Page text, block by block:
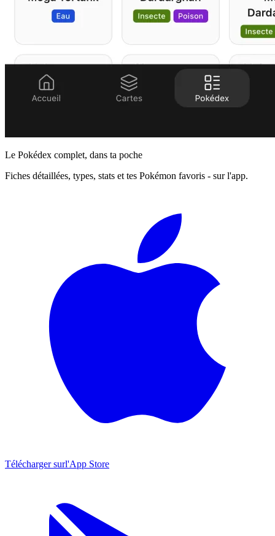
Le Pokédex complet, dans ta poche
Fiches détaillées, types, stats et tes Pokémon favoris - sur l'app.
Télécharger surl'App Store